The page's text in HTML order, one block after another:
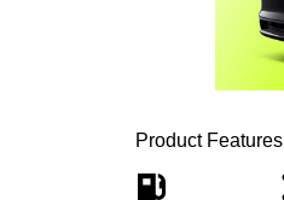
Product Features